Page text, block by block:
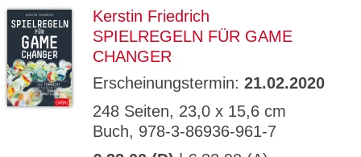
Kerstin Friedrich
SPIELREGELN FÜR GAME
CHANGER
Erscheinungstermin: 21.02.2020
248 Seiten, 23,0 x 15,6 cm
Buch, 978-3-86936-961-7